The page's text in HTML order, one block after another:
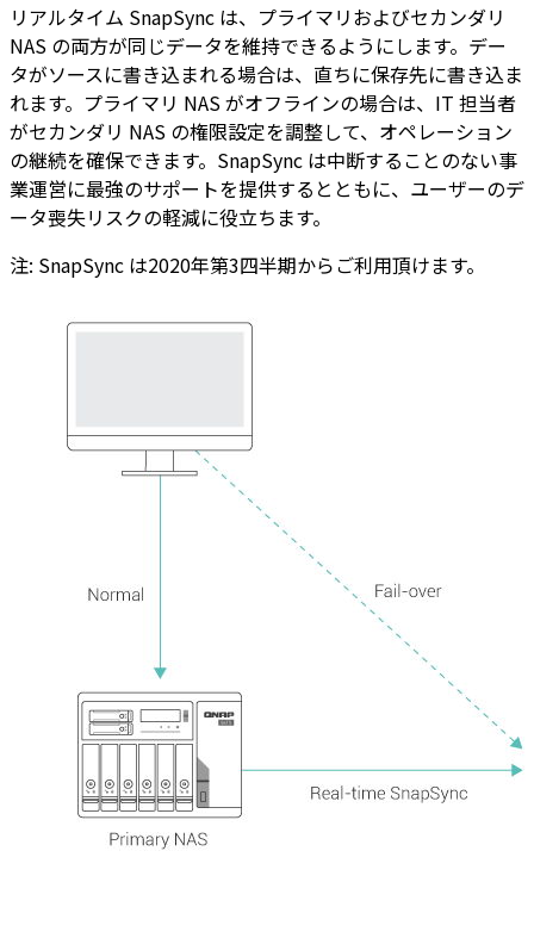
リアルタイム SnapSync は、プライマリおよびセカンダリ
NAS の両方が同じデータを維持できるようにします。デー
タがソースに書き込まれる場合は、直ちに保存先に書き込ま
れます。プライマリ NAS がオフラインの場合は、IT 担当者
がセカンダリ NAS の権限設定を調整して、オペレーション
の継続を確保できます。SnapSync は中断することのない事
業運営に最強のサポートを提供するとともに、ユーザーのデ
ータ喪失リスクの軽減に役立ちます。
注: SnapSync は2020年第3四半期からご利用頂けます。